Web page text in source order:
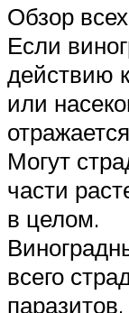
Обзор
Если
действию
или
Могут
части
в целом.
всего
паразитов.